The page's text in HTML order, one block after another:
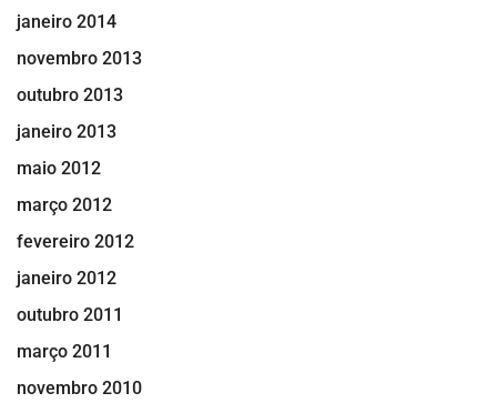
janeiro 2014
novembro 2013
outubro 2013
janeiro 2013
maio 2012
março 2012
fevereiro 2012
janeiro 2012
outubro 2011
março 2011
novembro 2010